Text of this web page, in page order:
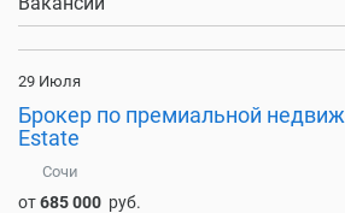
29 Июля
Брокер по премиальной
Estate
Сочи
от685 000 руб.